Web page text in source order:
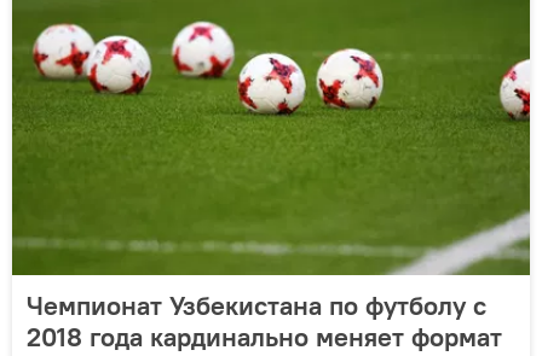
Чемпионат Узбекистана по футболу с
2018 года кардинально меняет формат